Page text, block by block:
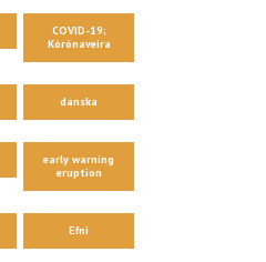
COVID-19;
Kórónaveira
danska
early warning
eruption
Efni